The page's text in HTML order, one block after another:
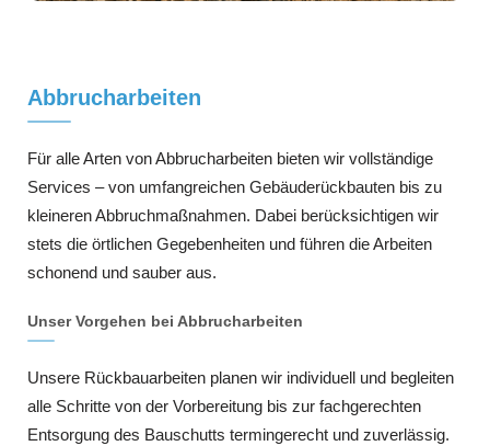
Abbrucharbeiten
Für alle Arten von Abbrucharbeiten bieten wir vollständige
Services – von umfangreichen Gebäuderückbauten bis zu
kleineren Abbruchmaßnahmen. Dabei berücksichtigen wir
stets die örtlichen Gegebenheiten und führen die Arbeiten
schonend und sauber aus.
Unser Vorgehen bei Abbrucharbeiten
Unsere Rückbauarbeiten planen wir individuell und begleiten
alle Schritte von der Vorbereitung bis zur fachgerechten
Entsorgung des Bauschutts termingerecht und zuverlässig.